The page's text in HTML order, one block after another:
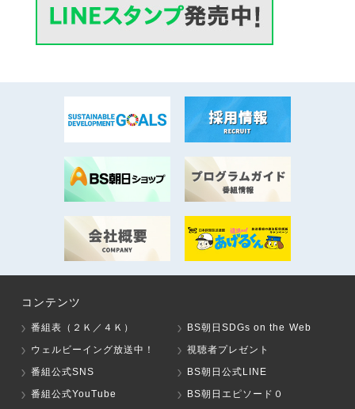
コンテンツ
番組表（２Ｋ／４Ｋ）
BS朝日SDGs on the Web
ウェルビーイング放送中！
視聴者プレゼント
番組公式SNS
BS朝日公式LINE
番組公式YouTube
BS朝日エピソード０